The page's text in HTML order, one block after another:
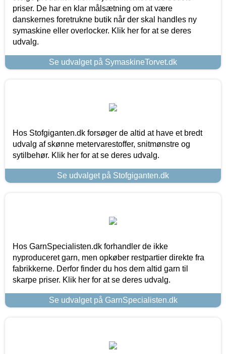
priser. De har en klar målsætning om at være
danskernes foretrukne butik når der skal handles ny
symaskine eller overlocker. Klik her for at se deres
udvalg.
Se udvalget på SymaskineTorvet.dk
Hos Stofgiganten.dk forsøger de altid at have et bredt
udvalg af skønne metervarestoffer, snitmønstre og
sytilbehør. Klik her for at se deres udvalg.
Se udvalget på Stofgiganten.dk
Hos GarnSpecialisten.dk forhandler de ikke
nyproduceret garn, men opkøber restpartier direkte fra
fabrikkerne. Derfor finder du hos dem altid garn til
skarpe priser. Klik her for at se deres udvalg.
Se udvalget på GarnSpecialisten.dk